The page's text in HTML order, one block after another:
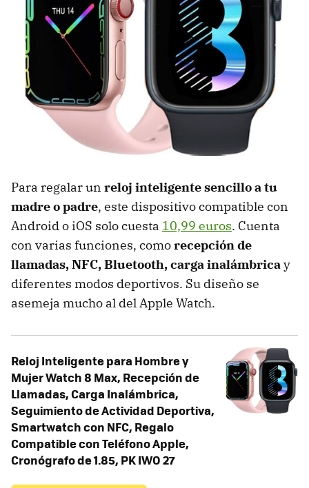
Para regalar un reloj inteligente sencillo a tu
madre o padre, este dispositivo compatible con
Android o iOS solo cuesta 10,99 euros. Cuenta
con varias funciones, comorecepción de
llamadas, NFC, Bluetooth, carga inalámbricay
diferentes modos deportivos. Su diseño se
asemeja mucho al del Apple Watch.
Reloj Inteligente para Hombre y
Mujer Watch 8 Max, Recepción de
Llamadas, Carga Inalámbrica,
Seguimiento de Actividad Deportiva,
Smartwatch con NFC, Regalo
Compatible con Teléfono Apple,
Cronógrafo de 1.85, PK IWO 27